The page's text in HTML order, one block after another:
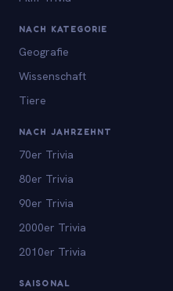
NACH KATEGORIE
Geografie
Wissenschaft
Tiere
NACH JAHRZEHNT
70er Trivia
80er Trivia
90er Trivia
2000er Trivia
2010er Trivia
SAISONAL